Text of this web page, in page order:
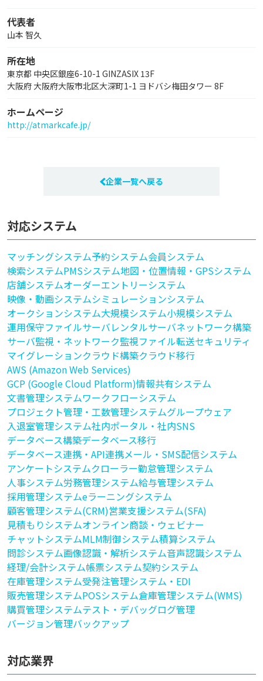
代表者
山本 智久
所在地
東京都 中央区銀座6-10-1 GINZASIX 13F
大阪府 大阪府大阪市北区大深町1-1 ヨドバシ梅田タワー 8F
ホームページ
http://atmarkcafe.jp/
企業一覧へ戻る
対応システム
マッチングシステム予約システム会員システム
検索システムPMSシステム地図・位置情報・GPSシステム
店舗システムオーダーエントリーシステム
映像・動画システムシミュレーションシステム
オークションシステム大規模システム小規模システム
運用保守ファイルサーバレンタルサーバネットワーク構築
サーバ監視・ネットワーク監視ファイル転送セキュリティ
マイグレーションクラウド構築クラウド移行
AWS (Amazon Web Services)
GCP (Google Cloud Platform)情報共有システム
文書管理システムワークフローシステム
プロジェクト管理・工数管理システムグループウェア
入退室管理システム社内ポータル・社内SNS
データベース構築データベース移行
データベース連携・API連携メール・SMS配信システム
アンケートシステムクローラー勤怠管理システム
人事システム労務管理システム給与管理システム
採用管理システムeラーニングシステム
顧客管理システム(CRM)営業支援システム(SFA)
見積もりシステムオンライン商談・ウェビナー
チャットシステムMLM制御システム積算システム
問診システム画像認識・解析システム音声認識システム
経理/会計システム帳票システム契約システム
在庫管理システム受発注管理システム・EDI
販売管理システムPOSシステム倉庫管理システム(WMS)
購買管理システムテスト・デバッグログ管理
バージョン管理バックアップ
対応業界